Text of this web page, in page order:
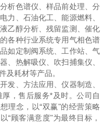
析色谱仪、样品前处理、分
力、石油化工、能源燃料、
乙醇分析、残留监测、催化
各种行业系统专用气相色谱
如定制阀系统、工作站、气
、热解吸仪、吹扫捕集仪、
及耗材等产品。
发、方法应用、仪器制造、
，售后服务*及时。公司自
理念，以“双赢"的经营策略
“顾客满意度"为最终目标，